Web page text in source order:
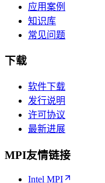
应用案例
知识库
常见问题
下载
软件下载
发行说明
许可协议
最新进展
MPI友情链接
Intel MPI